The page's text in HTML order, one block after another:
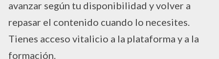
avanzar según tu disponibilidad y volver a
repasar el contenido cuando lo necesites.
Tienes acceso vitalicio a la plataforma y a la
formación.